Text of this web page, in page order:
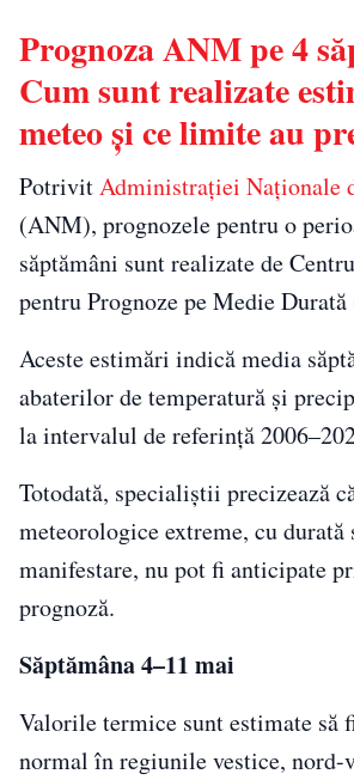
Prognoza ANM pe 4
Cum sunt realizate
meteo și ce limite au
PotrivitAdministrației Naționale
(ANM), prognozele pentru o
săptămâni sunt realizate de
pentru Prognoze pe Medie
Aceste estimări indică media
abaterilor de temperatură și
la intervalul de referință
Totodată, specialiștii precizează
meteorologice extreme, cu durată
manifestare, nu pot fi anticipate
prognoză.
Săptămâna 4–11 mai
Valorile termice sunt estimate să
normal în regiunile vestice, nord-